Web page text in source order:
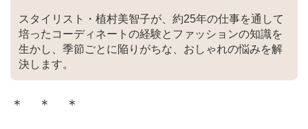
スタイリスト・植村美智子が、約25年の仕事を通して
培ったコーディネートの経験とファッションの知識を
生かし、季節ごとに陥りがちな、おしゃれの悩みを解
決します。
＊ ＊ ＊